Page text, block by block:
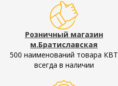
Розничный магазин
м.Братиславская
500 наименований товара КВТ
всегда в наличии